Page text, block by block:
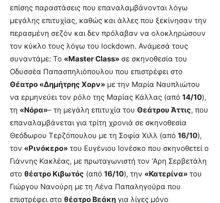
επίσης παραστάσεις που επαναλαμβάνονται λόγω
μεγάλης επιτυχίας, καθώς και άλλες που ξεκίνησαν την
περασμένη σεζόν και δεν πρόλαβαν να ολοκληρώσουν
τον κύκλο τους λόγω του lockdown. Ανάμεσά τους
συναντάμε: Το «Master Class» σε σκηνοθεσία του
Οδυσσέα Παπασπηλιόπουλου που επιστρέφει στο
Θέατρο «Δημήτρης Χορν» με την Μαρία Ναυπλιώτου
να ερμηνεύει τον ρόλο της Μαρίας Κάλλας (από 14/10),
τη «Νόρα»– τη μεγάλη επιτυχία του Θεάτρου Άττις, που
επαναλαμβάνεται για τρίτη χρονιά σε σκηνοθεσία
Θεόδωρου Τερζόπουλου με τη Σοφία Χιλλ (από 16/10),
τον «Ρινόκερο» του Ευγένιου Ιονέσκο που σκηνοθετεί ο
Γιάννης Κακλέας, με πρωταγωνιστή τον ‘Αρη Σερβετάλη
στο θέατρο Κιβωτός (από 16/10), την «Κατερίνα» του
Γιώργου Νανούρη με τη Λένα Παπαληγούρα που
επιστρέφει στο θέατρο Βεάκη για λίγες μόνο